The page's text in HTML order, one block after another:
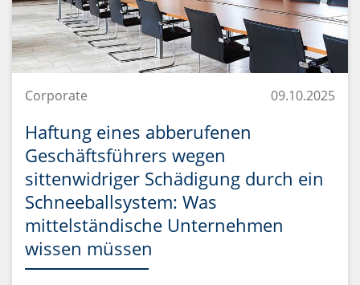
Corporate 09.10.2025
Haftung eines abberufenen
Geschäftsführers wegen
sittenwidriger Schädigung durch ein
Schneeballsystem: Was
mittelständische Unternehmen
wissen müssen